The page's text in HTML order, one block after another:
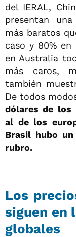
del IERAL,
presentan
más baratos
caso y 80%
en Australia
más caros,
también
De todos
dólares de los
al de los
Brasil hubo
rubro.
Los
siguen en
globales